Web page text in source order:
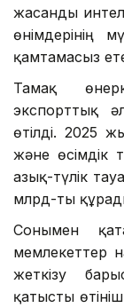
жасанды
өнімдерінің
қамтамасыз
Тамақ
экспорттық
өтілді. 2025
және өсімдік
азық-түлік
млрд-ты
Сонымен
мемлекеттер
жеткізу
қатысты